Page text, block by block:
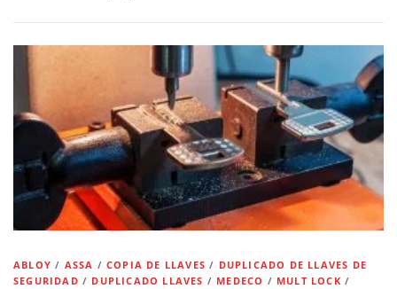
ABLOY / ASSA /COPIA DE LLAVES / DUPLICADO DE LLAVES DE
SEGURIDAD / DUPLICADO LLAVES / MEDECO / MULT LOCK /